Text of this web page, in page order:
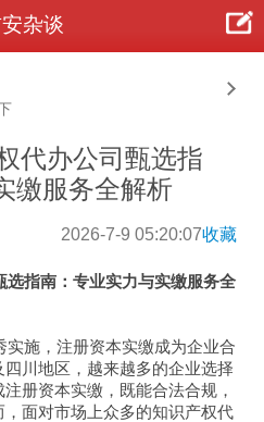
杂谈
代办公司甄选指
缴服务全解析
2026-7-9 05:20:07收藏
选指南：专业实力与实缴服务全
实施，注册资本实缴成为企业合
川地区，越来越多的企业选择
册资本实缴，既能合法合规，
面对市场上众多的知识产权代